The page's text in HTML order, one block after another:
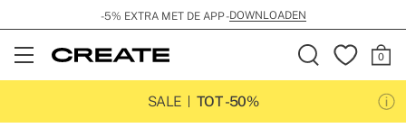
-5% EXTRA MET DE APP -DOWNLOADEN
Open
Menu
SALE
TOT -50%